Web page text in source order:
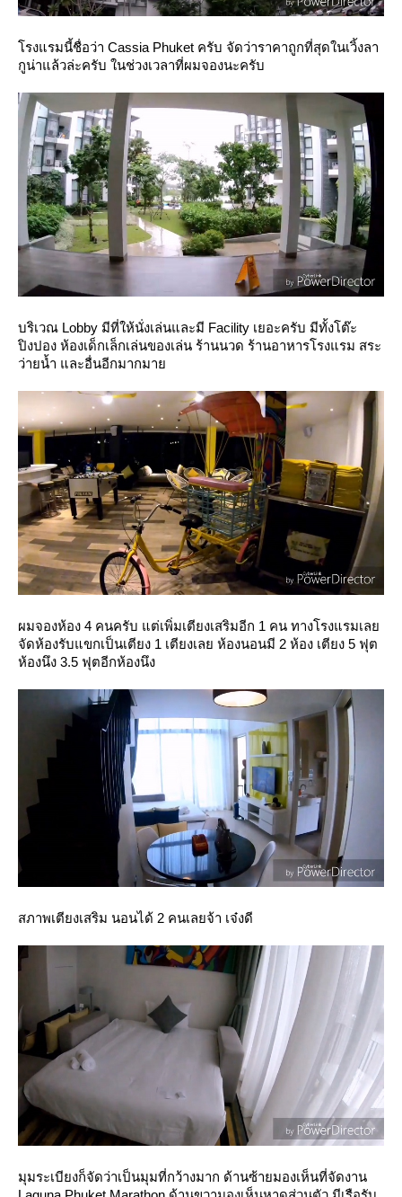
รงแรมนี้ชื่อว่า Cassia Phuket ครับ จัดว่าราคาถูกที่สุดในเวิ้งลา
กูน่าแล้วล่ะครับ ในช่วงเวลาที่ผมจองนะครับ
บริเวณ Lobby มีที่ให้นั่งเล่นและมี Facility เยอะครับ มีทั้งโต๊ะ
ปิงปอง ห้องเด็กเล็กเล่นของเล่น ร้านนวด ร้านอาหารโรงแรม สระ
ว่ายน้ำ และอื่นอีกมากมา
ผมจองห้อง 4 คนครับ แต่เพิ่มเตียงเสริมอีก 1 คน ทางโรงแรมเล
จัดห้องรับแขกเป็นเตียง 1 เตียงเลย ห้องนอนมี 2 ห้อง เตียง 5 ฟุต
ห้องนึง 3.5 ฟุตอีกห้องนึง
สภาพเตียงเสริม นอนได้ 2 คนเลยจ้า เจ๋งดี
มุมระเบียงก็จัดว่าเป็นมุมที่กว้างมาก ด้านซ้ายมองเห็นที่จัดงาน